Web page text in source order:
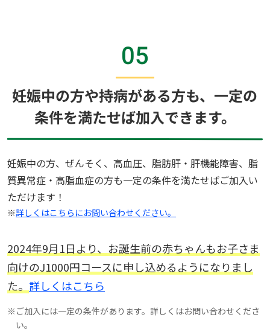
05
妊娠中の方や持病がある方も、一定の
条件を満たせば加入できます。
妊娠中の方、ぜんそく、高血圧、脂肪肝・肝機能障害、脂
質異常症・高脂血症の方も一定の条件を満たせばご加入い
ただけます！
※詳しくはこちらにお問い合わせください。
2024年9月1日より、お誕生前の赤ちゃんもお子さま
向けのJ1000円コースに申し込めるようになりまし
た。 詳しくはこちら
※ ご加入には一定の条件があります。詳しくはお問い合わせくださ
い。